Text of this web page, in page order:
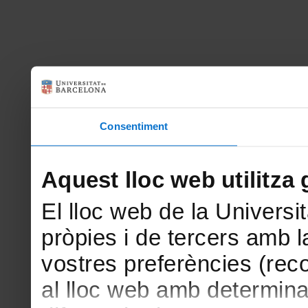
Consentiment
Aquest lloc web utilitza
El lloc web de la
pròpies i de tercers amb
vostres preferències
al lloc web amb